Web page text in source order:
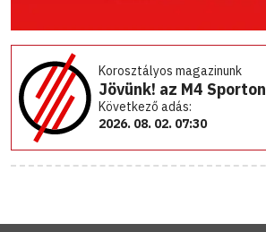
Korosztályos magazinunk
Jövünk! az M4 Sporton
Következő adás:
2026. 08. 02. 07:30